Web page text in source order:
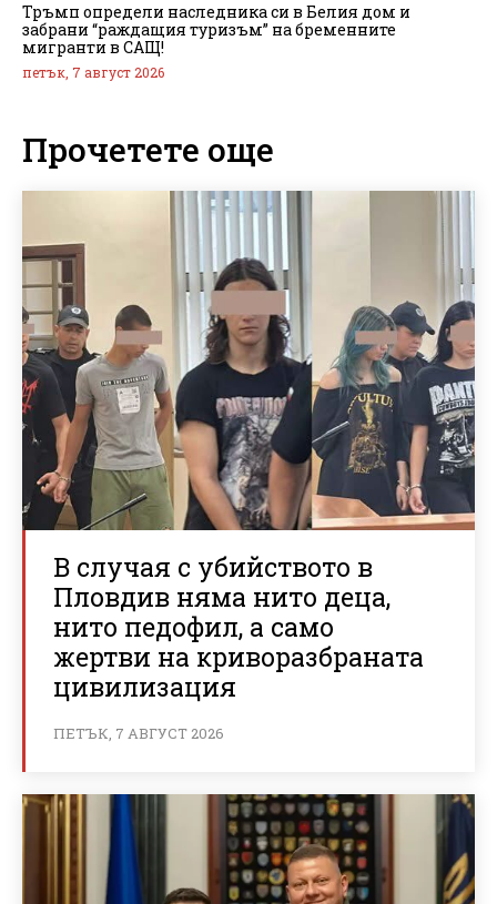
Тръмп определи наследника си в Белия дом и
забрани “раждащия туризъм” на бременните
мигранти в САЩ!
петък, 7 август 2026
Прочетете още
В случая с убийството в
Пловдив няма нито деца,
нито педофил, а само
жертви на криворазбраната
цивилизация
ПЕТЪК, 7 АВГУСТ 2026